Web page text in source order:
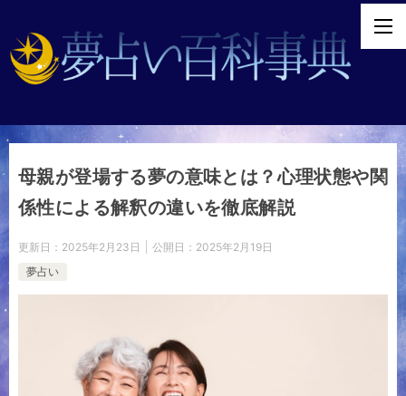
母親が登場する夢の意味とは？心理状態や関
係性による解釈の違いを徹底解説
更新日： 2025年2月23日 公開日： 2025年2月19日
夢占い